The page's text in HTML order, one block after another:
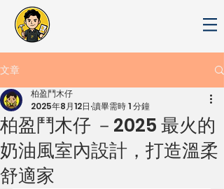
文章
柏盈鬥木仔 －2025 最火的
奶油風室內設計，打造溫柔
舒適家
柏盈鬥木仔
2025年8月12日 讀畢需時 1 分鐘